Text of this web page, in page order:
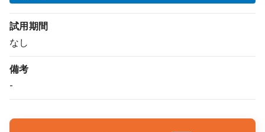
試用期間
なし
備考
-